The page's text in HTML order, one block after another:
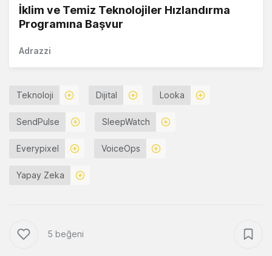
İklim ve Temiz Teknolojiler Hızlandırma
Programına Başvur
Adrazzi
Teknoloji Dijital Looka
SendPulse SleepWatch
Everypixel VoiceOps
Yapay Zeka
5 beğeni